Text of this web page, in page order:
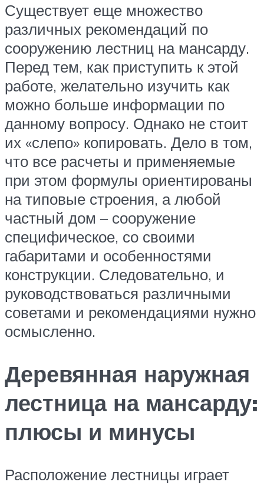
Существует еще множество
различных рекомендаций по
сооружению лестниц на мансарду.
Перед тем, как приступить к этой
работе, желательно изучить как
можно больше информации по
данному вопросу. Однако не стоит
их «слепо» копировать. Дело в том,
что все расчеты и применяемые
при этом формулы ориентированы
на типовые строения, а любой
частный дом – сооружение
специфическое, со своими
габаритами и особенностями
конструкции. Следовательно, и
руководствоваться различными
советами и рекомендациями нужно
осмысленно.
Деревянная наружная
лестница на мансарду:
плюсы и минусы
Расположение лестницы играет